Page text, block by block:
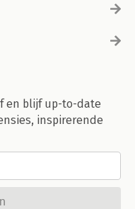
en blijf up-to-date
inspirerende